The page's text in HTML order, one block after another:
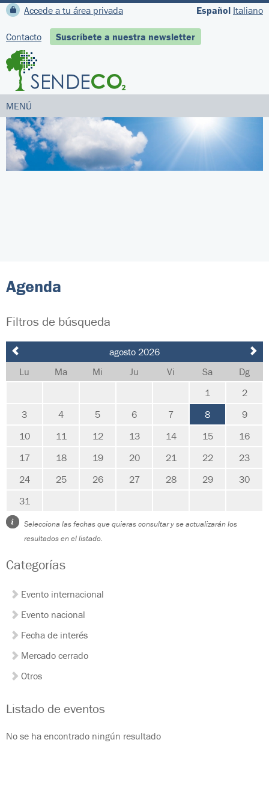
Español Italiano
Accede a tu área privada
Contacto Suscríbete a nuestra newsletter
MENÚ
Agenda
Filtros de búsqueda
agosto 2026
Lu
Ma Mi Ju Vi Sa
Dg
1
2
3
4 5 6 7 8
9
10
11 12 13 14 15
16
17
18 19 20 21 22
23
24
25 26 27 28 29
30
31
Selecciona las fechas que quieras consultar y se actualizarán los
resultados en el listado.
Categorías
Evento internacional
Evento nacional
Fecha de interés
Mercado cerrado
Otros
Listado de eventos
No se ha encontrado ningún resultado